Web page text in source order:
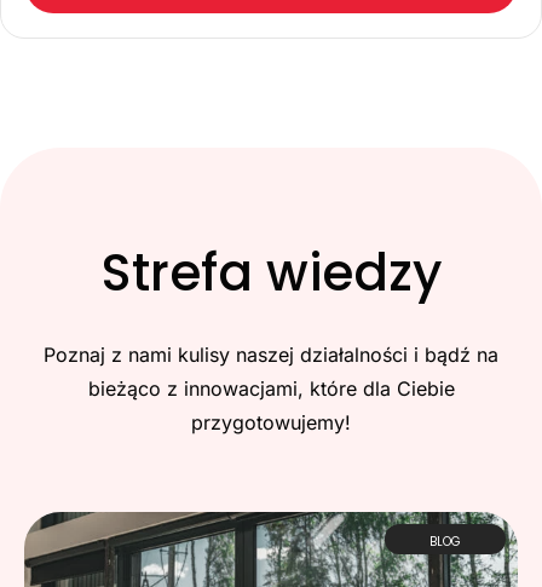
Strefa wiedzy
Poznaj z nami kulisy naszej działalności i bądź na
bieżąco z innowacjami, które dla Ciebie
przygotowujemy!
BLOG